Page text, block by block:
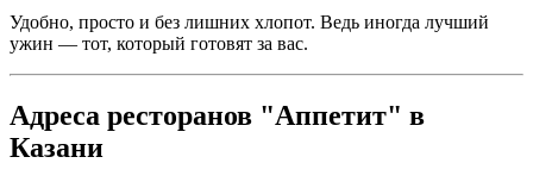
Удобно, просто и без лишних хлопот. Ведь иногда лучший
ужин — тот, который готовят за вас.
Адреса ресторанов "Аппетит" в
Казани